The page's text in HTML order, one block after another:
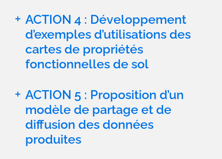
ACTION 4 : Développement
d’exemples d’utilisations des
cartes de propriétés
fonctionnelles de sol
ACTION 5 : Proposition d’un
modèle de partage et de
diffusion des données
produites